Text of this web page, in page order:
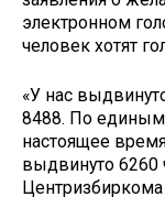
электронном
человек хотят
«У нас
8488. По единым
настоящее
выдвинуто 6260